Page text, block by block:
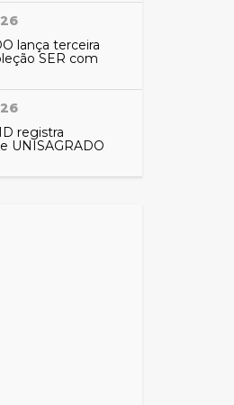
lança terceira
SER com
registra
UNISAGRADO
das